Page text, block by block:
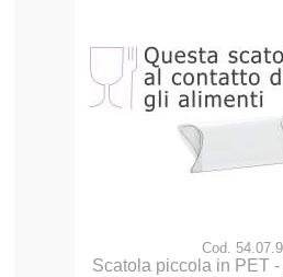
Cod.
Scatola piccola in PET